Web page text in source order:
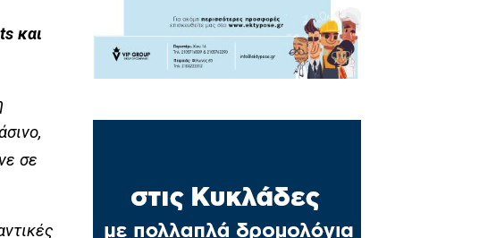
και
σε